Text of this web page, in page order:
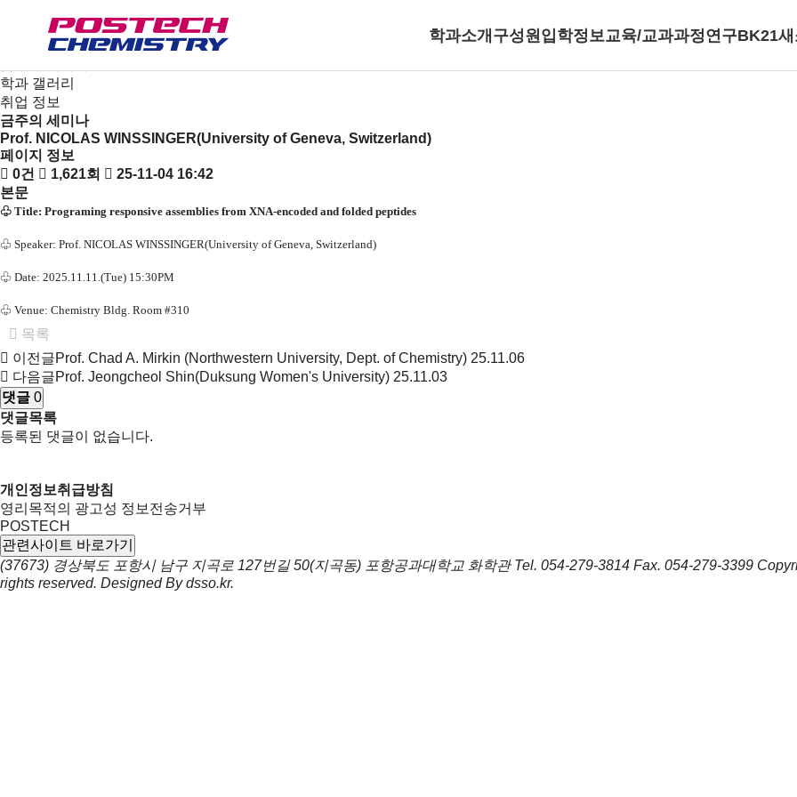
학과소개 구성원입학정보교육/교과과정연구BK21새
공지사항
학과 갤러리
취업 정보
금주의 세미나
Prof. NICOLAS WINSSINGER(University of Geneva, Switzerland)
페이지 정보
0건
1,621회
25-11-04 16:42
본문
♧ Title: Programing responsive assemblies from XNA-encoded and folded peptides
♧ Speaker: Prof. NICOLAS WINSSINGER(University of Geneva, Switzerland)
♧ Date: 2025.11.11.(Tue) 15:30PM
♧ Venue: Chemistry Bldg. Room #310
목록
이전글Prof. Chad A. Mirkin (Northwestern University, Dept. of Chemistry) 25.11.06
다음글Prof. Jeongcheol Shin(Duksung Women's University) 25.11.03
댓글 0
댓글목록
등록된 댓글이 없습니다.
개인정보취급방침
영리목적의 광고성 정보전송거부
POSTECH
관련사이트 바로가기
(37673) 경상북도 포항시 남구 지곡로 127번길 50(지곡동) 포항공과대학교 화학관 Tel. 054-279-3814 Fax. 054-279-3399
rights reserved. Designed Bydsso.kr.